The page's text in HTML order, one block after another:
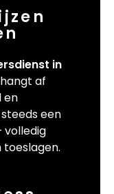
in
af
en
een
volledig